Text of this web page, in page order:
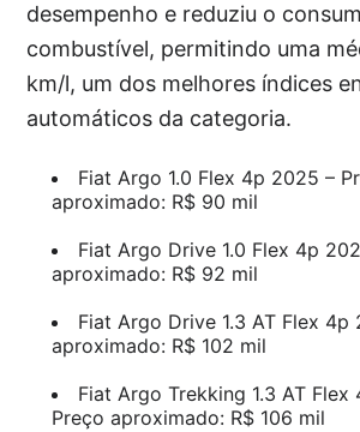
desempenho e reduziu o
combustível, permitindo uma
km/l, um dos melhores índices
automáticos da categoria.
Fiat Argo 1.0 Flex 4p 2025 –
aproximado: R$ 90 mil
Fiat Argo Drive 1.0 Flex 4p
aproximado: R$ 92 mil
Fiat Argo Drive 1.3 AT Flex 4p
aproximado: R$ 102 mil
Fiat Argo Trekking 1.3 AT Flex
Preço aproximado: R$ 106 mil